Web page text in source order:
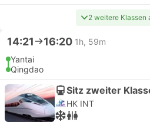
2 weitere Klassen
14:21 16:20 1h, 59m
Yantai
Qingdao
Sitz zweiter
HK INT